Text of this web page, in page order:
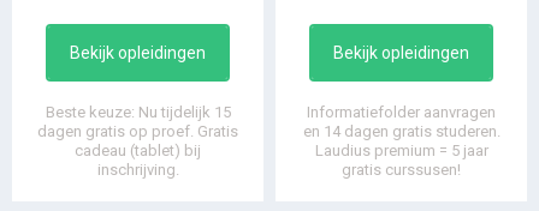
Bekijk opleidingen
Beste keuze: Nu tijdelijk 15
dagen gratis op proef. Gratis
cadeau (tablet) bij
inschrijving.
Bekijk opleidingen
Informatiefolder aanvragen
en 14 dagen gratis studeren.
Laudius premium = 5 jaar
gratis curssusen!